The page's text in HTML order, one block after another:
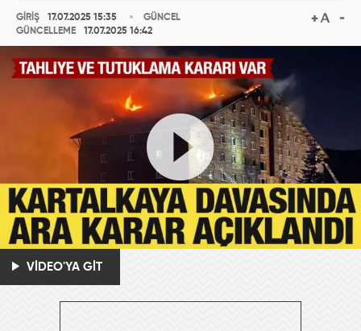
GİRİŞ
17.07.2025 15:35
GÜNCELLEME
17.07.2025 16:42
GÜNCEL
VİDEO'YA GİT